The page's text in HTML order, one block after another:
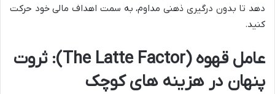
دهد تا بدون درگیری ذهنی مداوم، به سمت اهداف مالی خود حرکت
کنید.
عامل قهوه (The Latte Factor): ثروت
پنهان در هزینه های کوچک